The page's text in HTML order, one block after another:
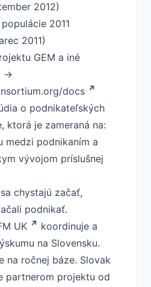
2012)
2011
2011)
GEM a iné
→
docs
o podnikateľských
ktorá je zameraná na:
medzi podnikaním a
vývojom príslušnej
chystajú začať,
podnikať.
UK
koordinuje a
na Slovensku.
na ročnej báze. Slovak
partnerom projektu od